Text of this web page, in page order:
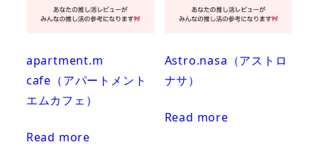
apartment.m
cafe（アパートメント
エムカフェ）
Read more
Astro.nasa（アストロ
ナサ）
Read more